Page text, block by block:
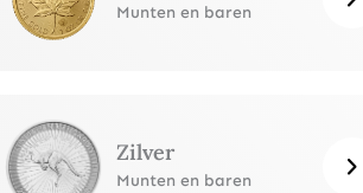
Munten en baren
Zilver
Munten en baren